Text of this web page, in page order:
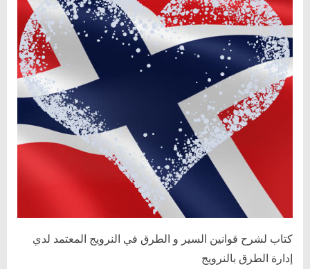
القيادة
المعتمد
في
النرويج
كتاب لشرح قوانين السير و الطرق في النرويج المعتمد لدي
إدارة الطرق بالنرويج